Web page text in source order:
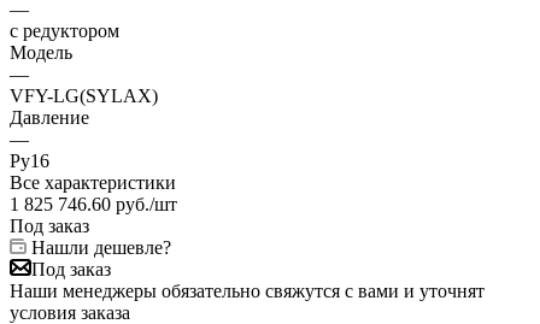
—
с редуктором
Модель
—
VFY-LG(SYLAX)
Давление
—
Ру16
Все характеристики
1 825 746.60 руб./шт
Под заказ
Нашли дешевле?
Под заказ
Наши менеджеры обязательно свяжутся с вами и уточнят
условия заказа